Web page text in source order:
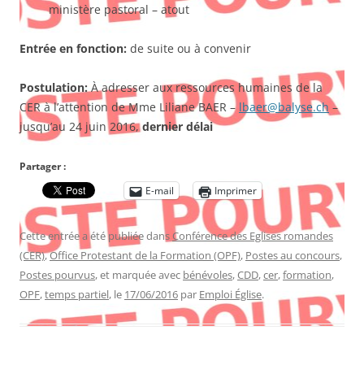
ministère pastoral – atout
Entrée en fonction: de suite ou à convenir
Postulation:À adresser aux ressources humaines de la
CER à l’attention de Mme Liliane BAER – lbaer@balyse.ch –
jusqu’au 24 juin 2016,dernier délai
Partager :
E-mail
Imprimer
Cette entrée a été publiée dansConférence des Eglises romandes
(CER),Office Protestant de la Formation (OPF), Postes au concours,
Postes pourvus, et marquée avec bénévoles,CDD,cer,formation,
OPF,temps partiel, le 17/06/2016 par Emploi Église.